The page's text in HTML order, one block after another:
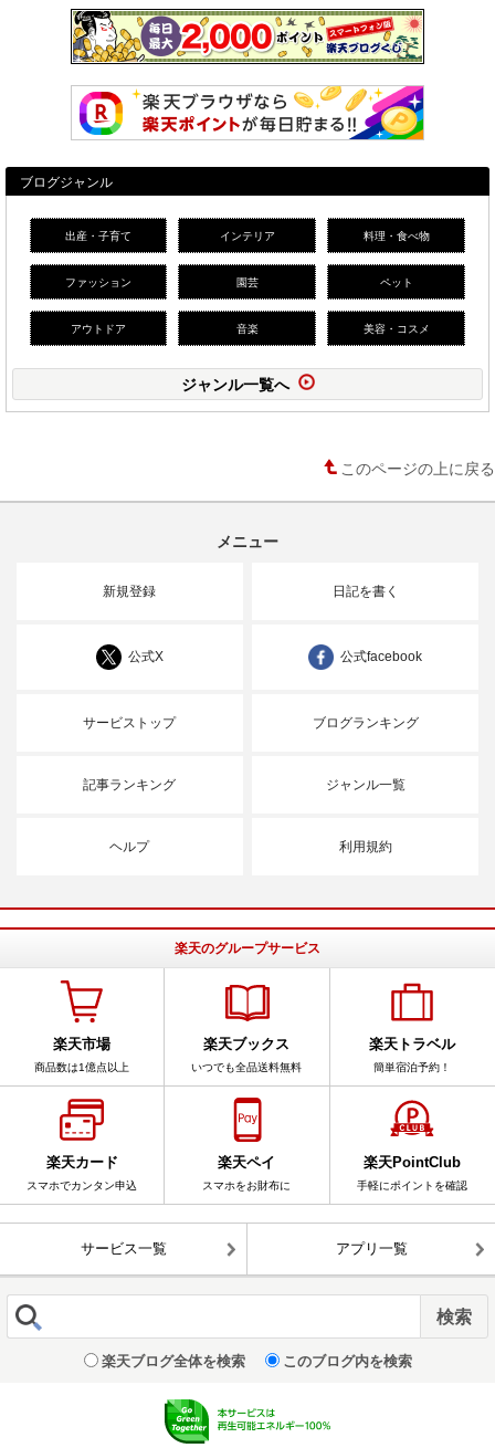
ブログジャンル
出産・子育て インテリア 料理・食べ物
ファッション 園芸 ペット
アウトドア 音楽 美容・コスメ
ジャンル一覧へ
このページの上に戻る
メニュー
新規登録 日記を書く
公式X 公式facebook
サービストップ ブログランキング
記事ランキング ジャンル一覧
ヘルプ 利用規約
楽天のグループサービス
楽天市場
商品数は1億点以上
楽天ブックス
いつでも全品送料無料
楽天トラベル
簡単宿泊予約！
楽天カード
スマホでカンタン申込
楽天ペイ
スマホをお財布に
楽天PointClub
手軽にポイントを確認
サービス一覧 アプリ一覧
楽天ブログ全体を検索 このブログ内を検索